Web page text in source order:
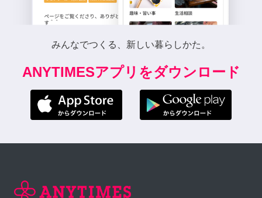
みんなでつくる、新しい暮らしかた。
ANYTIMESアプリをダウンロード